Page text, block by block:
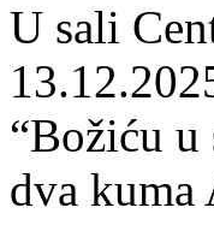
U sali
“Božiću
dva kuma